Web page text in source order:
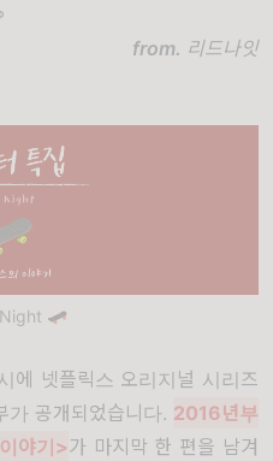
from. 리드나잇
Night 🛹
에 넷플릭스 오리지널 시리즈
공개되었습니다. 2016년부
야기>가 마지막 한 편을 남겨